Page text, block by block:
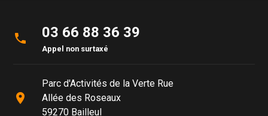
phone 03 66 88 36 39
Appel non surtaxé
place
Parc d'Activités de la Verte Rue
Allée des Roseaux
59270 Bailleul